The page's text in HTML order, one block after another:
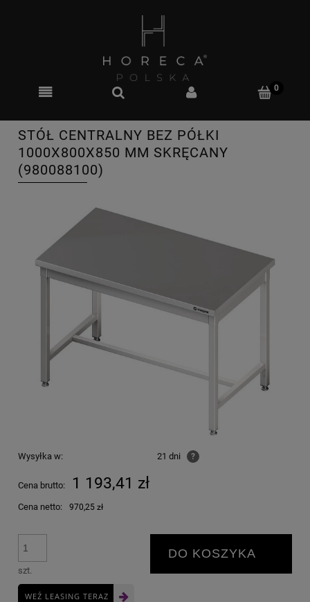
STÓŁ CENTRALNY BEZ PÓŁKI
1000X800X850 MM SKRĘCANY
(980088100)
Wysyłka w: 21 dni ?
Cena brutto: 1 193,41 zł
Cena netto: 970,25 zł
szt.
DO KOSZYKA
WEŹ LEASING TERAZ